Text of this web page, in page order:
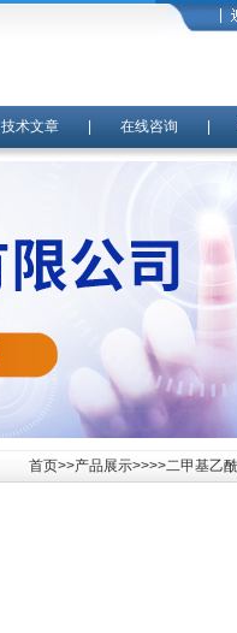
技术文章| 在线咨询
首页>>产品展示>>>>二甲基乙